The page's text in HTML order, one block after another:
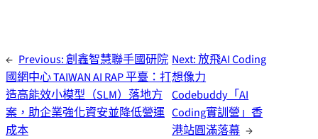
← Previous:創鑫智慧聯手國研院
國網中心 TAIWAN AI RAP 平臺：打
造高能效小模型（SLM）落地方
案，助企業強化資安並降低營運
成本
Next:放飛AI Coding
想像力
Codebuddy「AI
Coding實訓營」香
港站圓滿落幕 →